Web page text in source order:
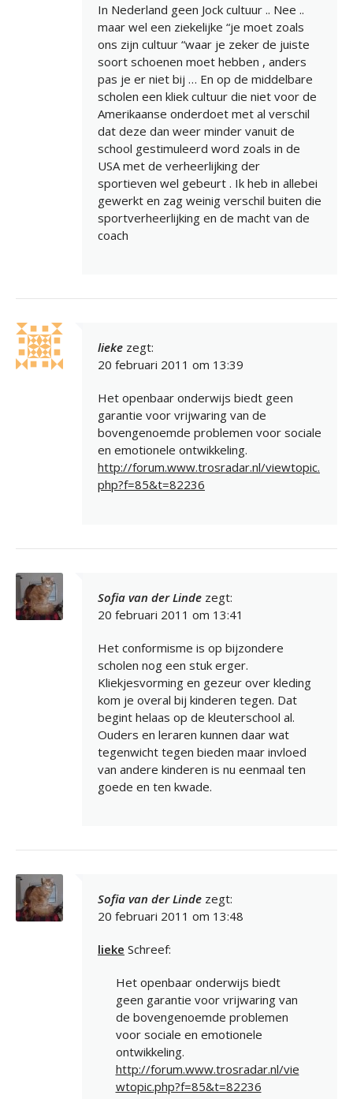
In Nederland geen Jock cultuur .. Nee ..
maar wel een ziekelijke “je moet zoals
ons zijn cultuur “waar je zeker de juiste
soort schoenen moet hebben , anders
pas je er niet bij … En op de middelbare
scholen een kliek cultuur die niet voor de
Amerikaanse onderdoet met al verschil
dat deze dan weer minder vanuit de
school gestimuleerd word zoals in de
USA met de verheerlijking der
sportieven wel gebeurt . Ik heb in allebei
gewerkt en zag weinig verschil buiten die
sportverheerlijking en de macht van de
coach
lieke zegt:
20 februari 2011 om 13:39
Het openbaar onderwijs biedt geen
garantie voor vrijwaring van de
bovengenoemde problemen voor sociale
en emotionele ontwikkeling.
http://forum.www.trosradar.nl/viewtopic.
php?f=85&t=82236
Sofia van der Linde zegt:
20 februari 2011 om 13:41
Het conformisme is op bijzondere
scholen nog een stuk erger.
Kliekjesvorming en gezeur over kleding
kom je overal bij kinderen tegen. Dat
begint helaas op de kleuterschool al.
Ouders en leraren kunnen daar wat
tegenwicht tegen bieden maar invloed
van andere kinderen is nu eenmaal ten
goede en ten kwade.
Sofia van der Linde zegt:
20 februari 2011 om 13:48
lieke Schreef:
Het openbaar onderwijs biedt
geen garantie voor vrijwaring van
de bovengenoemde problemen
voor sociale en emotionele
ontwikkeling.
http://forum.www.trosradar.nl/vie
wtopic.php?f=85&t=82236